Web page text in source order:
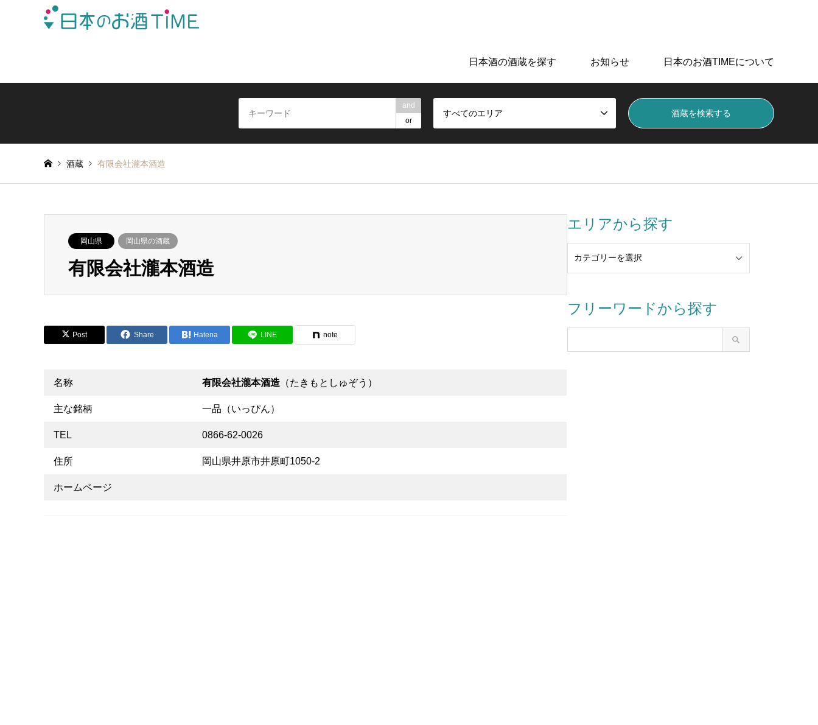
日本酒の酒蔵を探す お知らせ 日本のお酒TIMEについて
and
or
すべてのエリア
酒蔵 有限会社瀧本酒造
岡山県 岡山県の酒蔵
有限会社瀧本酒造
Post Share Hatena LINE note
名称 有限会社瀧本酒造 （たきもとしゅぞう）
主な銘柄 一品（いっぴん）
TEL 0866-62-0026
住所 岡山県井原市井原町1050-2
ホームページ
エリアから探す
フリーワードから探す